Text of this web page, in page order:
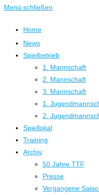
Menü schließen
Home
News
Spielbetrieb
1. Mannschaft
2. Mannschaft
3. Mannschaft
1.
2.
Spiellokal
Training
Archiv
50 Jahre TTF
Presse
Vergangene